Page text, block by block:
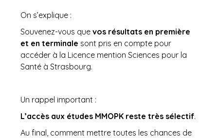
On s’explique :
Souvenez-vous quevos résultats en première
et en terminale sont pris en compte pour
accéder à la Licence mention Sciences pour la
Santé à Strasbourg.
Un rappel important :
L’accès aux études MMOPK reste très sélectif.
Au final, comment mettre toutes les chances de